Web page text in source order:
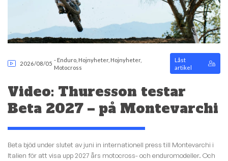
2026/08/05
- Enduro Hojnyheter, Hojnyheter,
Motocross
Låst
artikel
Video: Thuresson testar
Beta 2027 – på Montevarchi
Beta bjöd under slutet av juni in internationell press till Montevarchi i
Italien för att visa upp 2027 års motocross- och enduromodeller. Och